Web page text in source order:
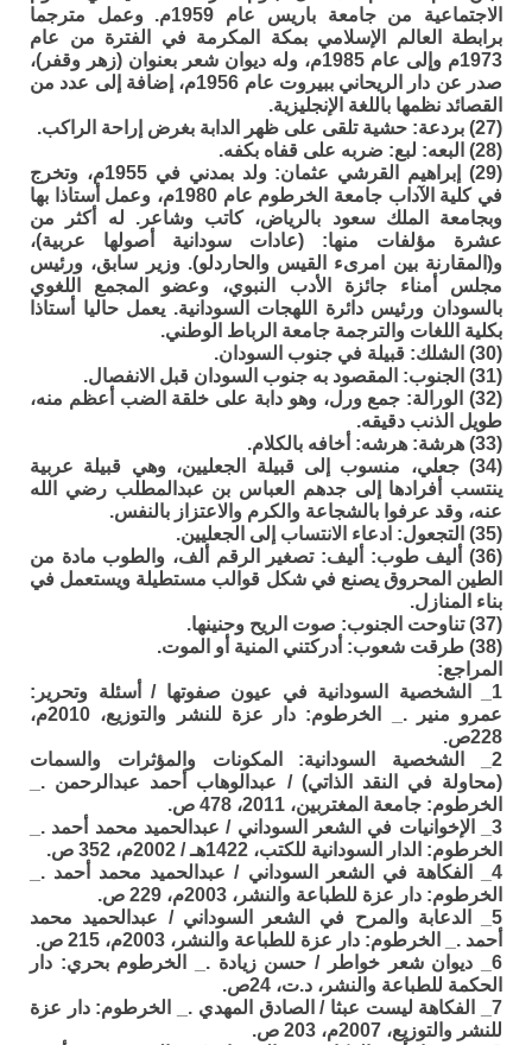
الاجتماعية من جامعة باريس عام 1959م. وعمل مترجما
برابطة العالم الإسلامي بمكة المكرمة في الفترة من عام
1973م وإلى عام 1985م، وله ديوان شعر بعنوان (زهر وقفر)،
صدر عن دار الريحاني ببيروت عام 1956م، إضافة إلى عدد من
القصائد نظمها باللغة الإنجليزية.
(27) بردعة: حشية تلقى على ظهر الدابة بغرض إراحة الراكب.
(28) البعه: لبع: ضربه على قفاه بكفه.
(29) إبراهيم القرشي عثمان: ولد بمدني في 1955م، وتخرج
في كلية الآداب جامعة الخرطوم عام 1980م، وعمل أستاذا بها
وبجامعة الملك سعود بالرياض، كاتب وشاعر. له أكثر من
عشرة مؤلفات منها: (عادات سودانية أصولها عربية)،
و(المقارنة بين امرىء القيس والحاردلو). وزير سابق، ورئيس
مجلس أمناء جائزة الأدب النبوي، وعضو المجمع اللغوي
بالسودان ورئيس دائرة اللهجات السودانية. يعمل حاليا أستاذا
بكلية اللغات والترجمة جامعة الرباط الوطني.
(30) الشلك: قبيلة في جنوب السودان.
(31) الجنوب: المقصود به جنوب السودان قبل الانفصال.
(32) الورالة: جمع ورل، وهو دابة على خلقة الضب أعظم منه،
طويل الذنب دقيقه.
(33) هرشة: هرشه: أخافه بالكلام.
(34) جعلي، منسوب إلى قبيلة الجعليين، وهي قبيلة عربية
ينتسب أفرادها إلى جدهم العباس بن عبدالمطلب رضي الله
عنه، وقد عرفوا بالشجاعة والكرم والاعتزاز بالنفس.
(35) التجعول: ادعاء الانتساب إلى الجعليين.
(36) أليف طوب: أليف: تصغير الرقم ألف، والطوب مادة من
الطين المحروق يصنع في شكل قوالب مستطيلة ويستعمل في
بناء المنازل.
(37) تناوحت الجنوب: صوت الريح وحنينها.
(38) طرقت شعوب: أدركتني المنية أو الموت.
المراجع:
1_ الشخصية السودانية في عيون صفوتها / أسئلة وتحرير:
عمرو منير ._ الخرطوم: دار عزة للنشر والتوزيع، 2010م،
228ص.
2_ الشخصية السودانية: المكونات والمؤثرات والسمات
(محاولة في النقد الذاتي) / عبدالوهاب أحمد عبدالرحمن ._
الخرطوم: جامعة المغتربين، 2011، 478 ص.
3_ الإخوانيات في الشعر السوداني / عبدالحميد محمد أحمد ._
الخرطوم: الدار السودانية للكتب، 1422هـ / 2002م، 352 ص.
4_ الفكاهة في الشعر السوداني / عبدالحميد محمد أحمد ._
الخرطوم: دار عزة للطباعة والنشر، 2003م، 229 ص.
5_ الدعابة والمرح في الشعر السوداني / عبدالحميد محمد
أحمد ._ الخرطوم: دار عزة للطباعة والنشر، 2003م، 215 ص.
6_ ديوان شعر خواطر / حسن زيادة ._ الخرطوم بحري: دار
الحكمة للطباعة والنشر، د.ت، 24ص.
7_ الفكاهة ليست عبثا / الصادق المهدي ._ الخرطوم: دار عزة
للنشر والتوزيع، 2007م، 203 ص.